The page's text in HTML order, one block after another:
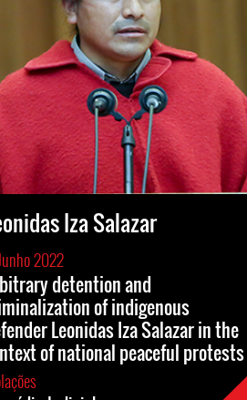
Iza Salazar
2022
detention and
of indigenous
Leonidas Iza Salazar in the
of national peaceful protests